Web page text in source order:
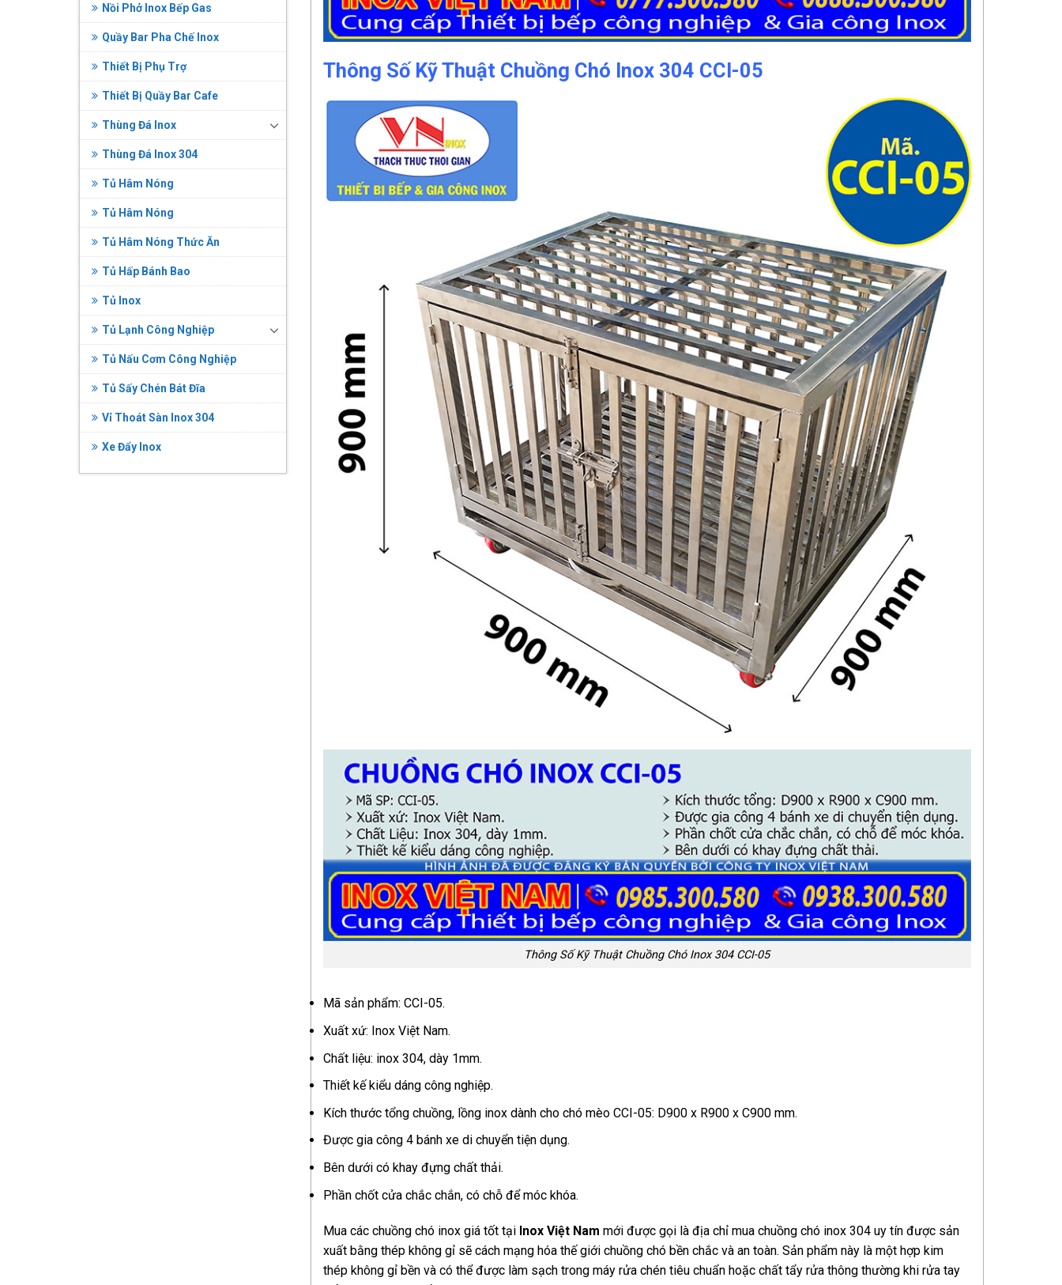
Nồi Phở Inox Bếp Gas
Quầy Bar Pha Chế Inox
Thiết Bị Phụ Trợ
Thiết Bị Quầy Bar Cafe
Thùng Đá Inox
Thùng Đá Inox 304
Tủ Hâm Nóng
Tủ Hâm Nóng
Tủ Hâm Nóng Thức Ăn
Tủ Hấp Bánh Bao
Tủ Inox
Tủ Lạnh Công Nghiệp
Tủ Nấu Cơm Công Nghiệp
Tủ Sấy Chén Bát Đĩa
Vỉ Thoát Sàn Inox 304
Xe Đẩy Inox
Thông Số Kỹ Thuật Chuồng Chó Inox 304 CCI-05
Thông Số Kỹ Thuật Chuồng Chó Inox 304 CCI-05
Mã sản phẩm: CCI-05.
Xuất xứ: Inox Việt Nam.
Chất liệu: inox 304, dày 1mm.
Thiết kế kiểu dáng công nghiệp.
Kích thước tổng chuồng, lồng inox dành cho chó mèo CCI-05: D900 x R900 x C900 mm.
Được gia công 4 bánh xe di chuyển tiện dụng.
Bên dưới có khay đựng chất thải.
Phần chốt cửa chắc chắn, có chỗ để móc khóa.
Mua các chuồng chó inox giá tốt tại Inox Việt Nam mới được gọi là địa chỉ mua chuồng chó inox 304 uy tín được sản
xuất bằng thép không gỉ sẽ cách mạng hóa thế giới chuồng chó bền chắc và an toàn. Sản phẩm này là một hợp kim
thép không gỉ bền và có thể được làm sạch trong máy rửa chén tiêu chuẩn hoặc chất tẩy rửa thông thường khi rửa tay